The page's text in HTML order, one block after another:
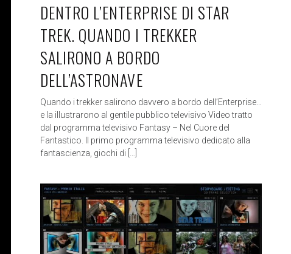
DENTRO L’ENTERPRISE DI STAR
TREK. QUANDO I TREKKER
SALIRONO A BORDO
DELL’ASTRONAVE
Quando i trekker salirono davvero a bordo dell’Enterprise…
e la illustrarono al gentile pubblico televisivo Video tratto
dal programma televisivo Fantasy – Nel Cuore del
Fantastico. Il primo programma televisivo dedicato alla
fantascienza, giochi di […]